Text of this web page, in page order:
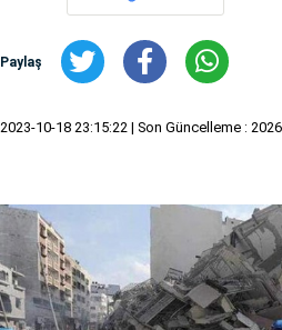
Paylaş
2023-10-18 23:15:22 | Son Güncelleme :